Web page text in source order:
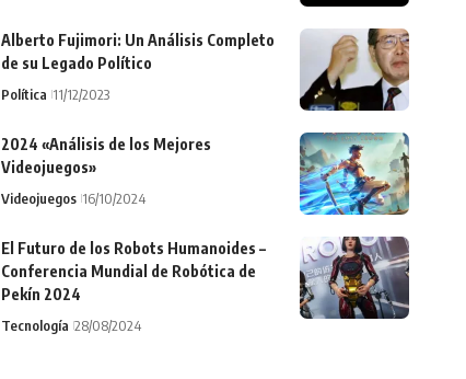
Alberto Fujimori: Un Análisis Completo
de su Legado Político
Política 11/12/2023
2024 «Análisis de los Mejores
Videojuegos»
Videojuegos 16/10/2024
El Futuro de los Robots Humanoides –
Conferencia Mundial de Robótica de
Pekín 2024
Tecnología 28/08/2024